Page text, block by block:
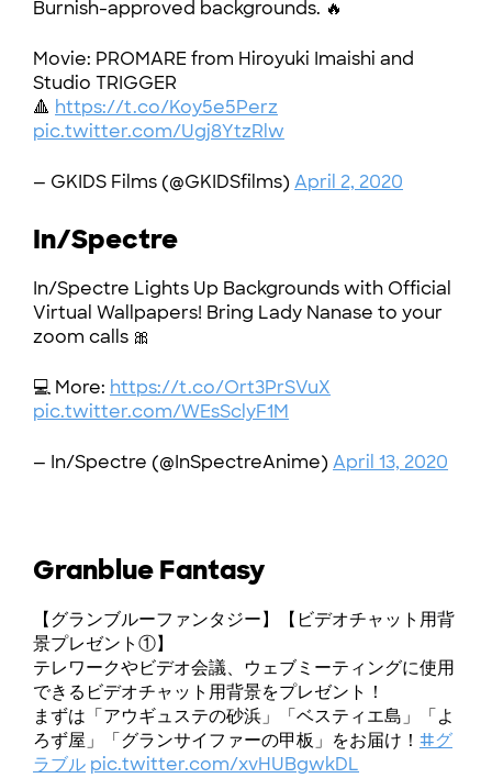
Burnish-approved backgrounds. 🔥
Movie: PROMARE from Hiroyuki Imaishi and
Studio TRIGGER
🔺 https://t.co/Koy5e5Perz
pic.twitter.com/Ugj8YtzRlw
— GKIDS Films (@GKIDSfilms) April 2, 2020
In/Spectre
In/Spectre Lights Up Backgrounds with Official
Virtual Wallpapers! Bring Lady Nanase to your
zoom calls 🎀
💻 More: https://t.co/Ort3PrSVuX
pic.twitter.com/WEsSclyF1M
— In/Spectre (@InSpectreAnime) April 13, 2020
Granblue Fantasy
【グランブルーファンタジー】【ビデオチャット用背
景プレゼント①】
テレワークやビデオ会議、ウェブミーティングに使用
できるビデオチャット用背景をプレゼント！
まずは「アウギュステの砂浜」「ベスティエ島」「よ
ろず屋」「グランサイファーの甲板」をお届け！ #グ
ラブル pic.twitter.com/xvHUBgwkDL